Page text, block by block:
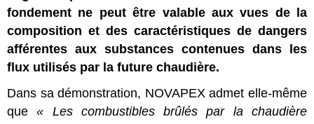
fondement ne peut être valable aux vues de la
composition et des caractéristiques de dangers
afférentes aux substances contenues dans les
flux utilisés par la future chaudière.
Dans sa démonstration, NOVAPEX admet elle-même
que« Les combustibles brûlés par la chaudière